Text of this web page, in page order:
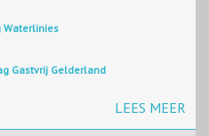
Waterlinies
Gastvrij Gelderland
LEES MEER